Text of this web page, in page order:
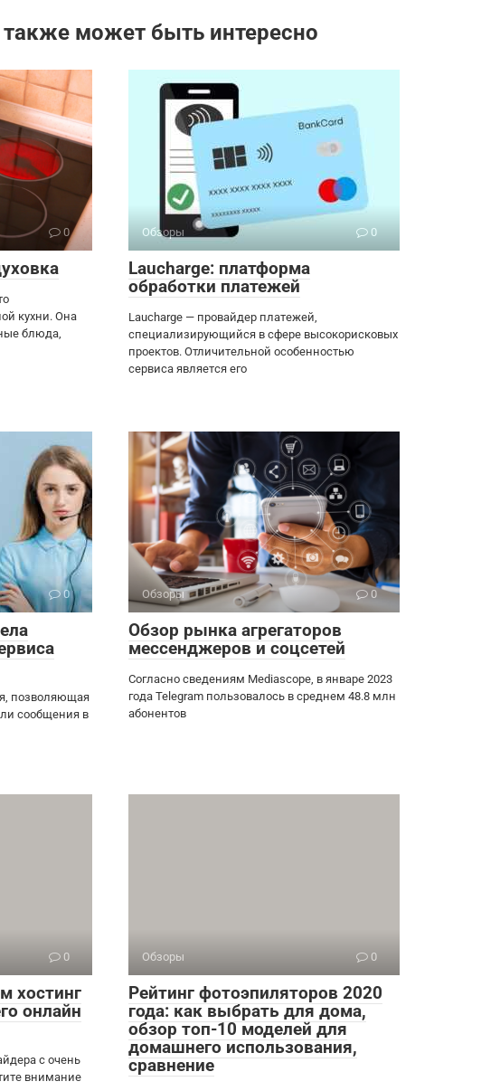
может быть интересно
0
кухни. Она
блюда,
Обзоры 0
Laucharge: платформа
обработки платежей
Laucharge — провайдер платежей,
специализирующийся в сфере высокорисковых
проектов. Отличительной особенностью
сервиса является его
0
позволяющая
сообщения в
Обзоры 0
Обзор рынка агрегаторов
мессенджеров и соцсетей
Согласно сведениям Mediascope, в январе 2023
года Telegram пользовалось в среднем 48.8 млн
абонентов
0
хостинг
онлайн
с очень
внимание
Обзоры 0
Рейтинг фотоэпиляторов 2020
года: как выбрать для дома,
обзор топ-10 моделей для
домашнего использования,
сравнение